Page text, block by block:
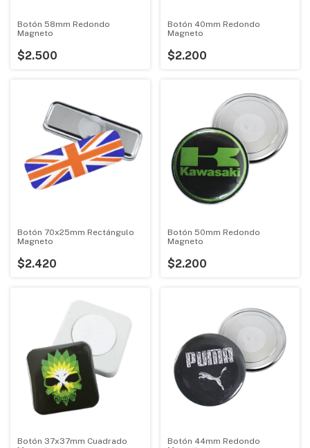
Botón 58mm Redondo
Magneto
$2.500
Botón 40mm Redondo
Magneto
$2.200
Botón 70x25mm Rectángulo
Magneto
$2.420
Botón 50mm Redondo
Magneto
$2.200
Botón 37x37mm Cuadrado
Botón 44mm Redondo